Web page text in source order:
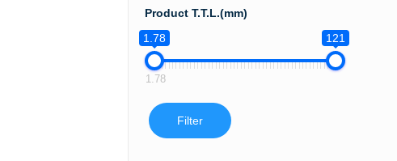
Product T.T.L.(mm)
1.78
121
1.78
Filter